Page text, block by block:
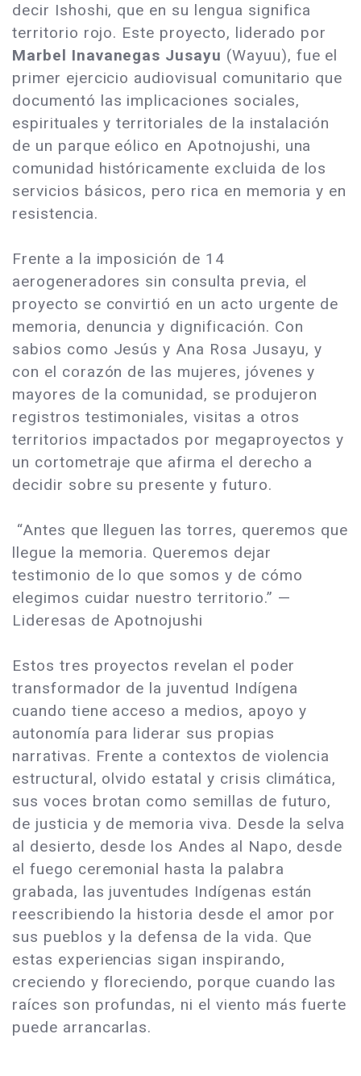
decir Ishoshi, que en su lengua significa
territorio rojo. Este proyecto, liderado por
Marbel Inavanegas Jusayu (Wayuu), fue el
primer ejercicio audiovisual comunitario que
documentó las implicaciones sociales,
espirituales y territoriales de la instalación
de un parque eólico en Apotnojushi, una
comunidad históricamente excluida de los
servicios básicos, pero rica en memoria y en
resistencia.
Frente a la imposición de 14
aerogeneradores sin consulta previa, el
proyecto se convirtió en un acto urgente de
memoria, denuncia y dignificación. Con
sabios como Jesús y Ana Rosa Jusayu, y
con el corazón de las mujeres, jóvenes y
mayores de la comunidad, se produjeron
registros testimoniales, visitas a otros
territorios impactados por megaproyectos y
un cortometraje que afirma el derecho a
decidir sobre su presente y futuro.
“Antes que lleguen las torres, queremos que
llegue la memoria. Queremos dejar
testimonio de lo que somos y de cómo
elegimos cuidar nuestro territorio.” —
Lideresas de Apotnojushi
Estos tres proyectos revelan el poder
transformador de la juventud Indígena
cuando tiene acceso a medios, apoyo y
autonomía para liderar sus propias
narrativas. Frente a contextos de violencia
estructural, olvido estatal y crisis climática,
sus voces brotan como semillas de futuro,
de justicia y de memoria viva. Desde la selva
al desierto, desde los Andes al Napo, desde
el fuego ceremonial hasta la palabra
grabada, las juventudes Indígenas están
reescribiendo la historia desde el amor por
sus pueblos y la defensa de la vida. Que
estas experiencias sigan inspirando,
creciendo y floreciendo, porque cuando las
raíces son profundas, ni el viento más fuerte
puede arrancarlas.